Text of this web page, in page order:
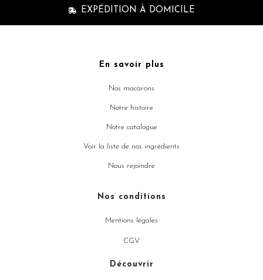
EXPÉDITION À DOMICILE
En savoir plus
Nos macarons
Notre histoire
Notre catalogue
Voir la liste de nos ingrédients
Nous rejoindre
Nos conditions
Mentions légales
CGV
Découvrir